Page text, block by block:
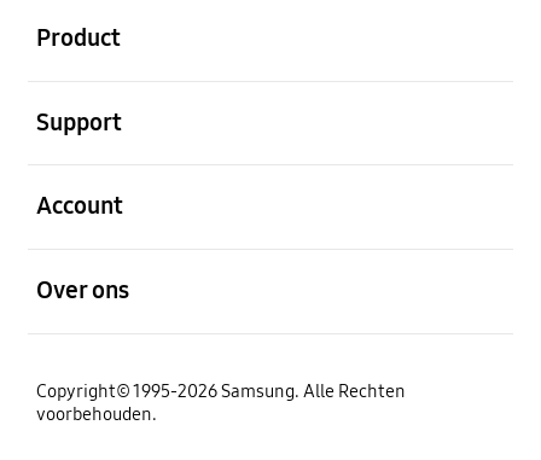
Product
Support
Account
Over ons
Copyright© 1995-2026 Samsung. Alle Rechten
voorbehouden.